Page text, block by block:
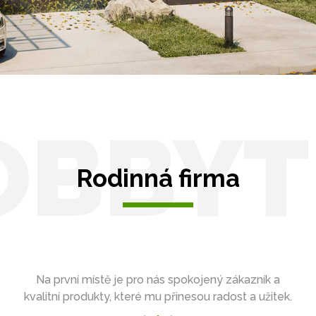
Rodinná firma
Na první místě je pro nás spokojený zákazník a
kvalitní produkty, které mu přinesou radost a užitek.